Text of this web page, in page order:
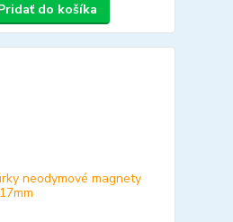
do košíka